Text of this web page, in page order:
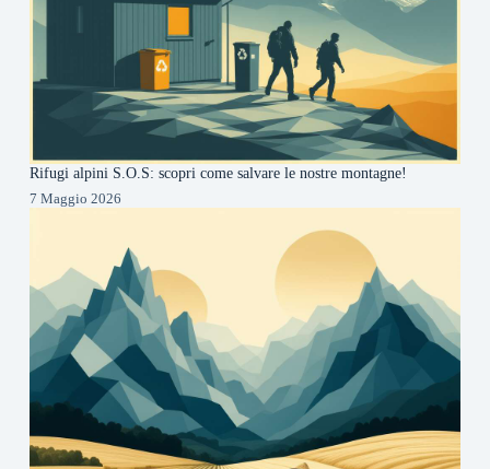
Rifugi alpini S.O.S: scopri come salvare le nostre montagne!
7 Maggio 2026